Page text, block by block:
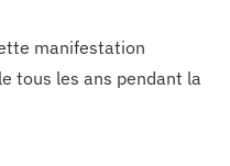
manifestation
tous les ans pendant la